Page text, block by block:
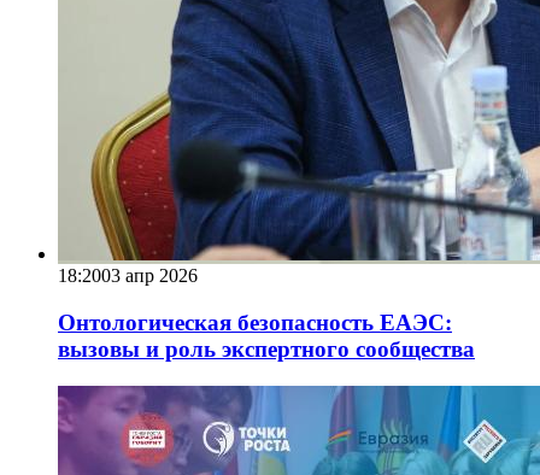
18:2003 апр 2026
Онтологическая безопасность ЕАЭС:
вызовы и роль экспертного сообщества